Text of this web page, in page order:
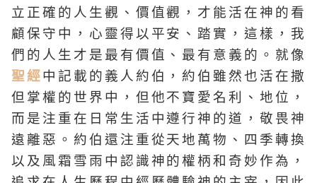
立正確的人生觀、價值觀，才能活在神的看
顧保守中，心靈得以平安、踏實，這樣，我
們的人生才是最有價值、最有意義的。就像
聖經中記載的義人約伯，約伯雖然也活在撒
但掌權的世界中，但他不寶愛名利、地位，
而是注重在日常生活中遵行神的道，敬畏神
遠離惡。約伯還注重從天地萬物、四季轉換
以及風霜雪雨中認識神的權柄和奇妙作為，